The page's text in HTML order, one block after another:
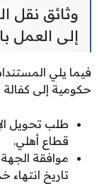
وثائق نقل
إلى العمل
فيما يلي
حكومية إلى كفالة
طلب تحويل
قطاع أهلي.
موافقة
تاريخ انتهاء